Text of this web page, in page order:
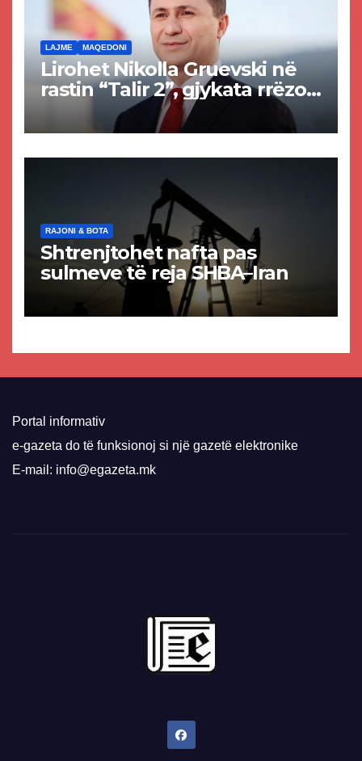
LAJME MAQEDONI
Lirohet Nikolla Gruevski në
rastin “Talir 2”, gjykata rrëzon
akuzat për ndërtimin e
paligjshëm të selisë së
RAJONI & BOTA
Shtrenjtohet nafta pas
sulmeve të reja SHBA–Iran
Portal informativ
e-gazeta do të funksionoj si një gazetë elektronike
E-mail: info@egazeta.mk